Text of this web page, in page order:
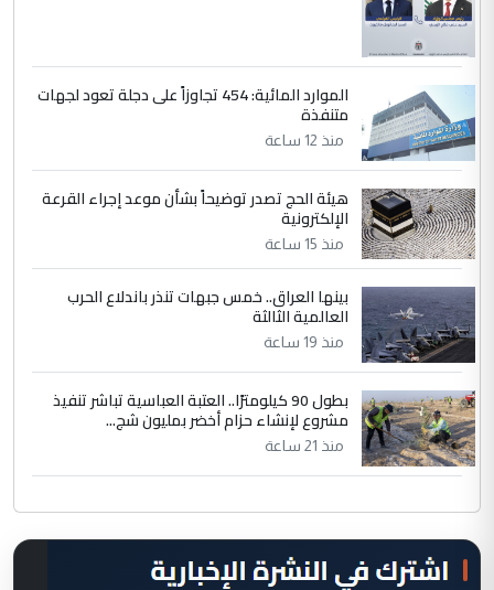
الموارد المائية: 454 تجاوزاً على دجلة تعود لجهات
متنفذة
منذ 12 ساعة
هيئة الحج تصدر توضيحاً بشأن موعد إجراء القرعة
الإلكترونية
منذ 15 ساعة
بينها العراق.. خمس جبهات تنذر باندلاع الحرب
العالمية الثالثة
منذ 19 ساعة
بطول 90 كيلومترًا.. العتبة العباسية تباشر تنفيذ
مشروع لإنشاء حزام أخضر بمليون شج...
منذ 21 ساعة